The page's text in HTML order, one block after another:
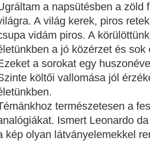
a napsütésben a zöld
A világ kerek, piros
vidám piros. A
a jó közérzet és
a sorokat egy
költői vallomása jól
természetesen a
Ismert Leonardo
kép olyan látványelemekkel